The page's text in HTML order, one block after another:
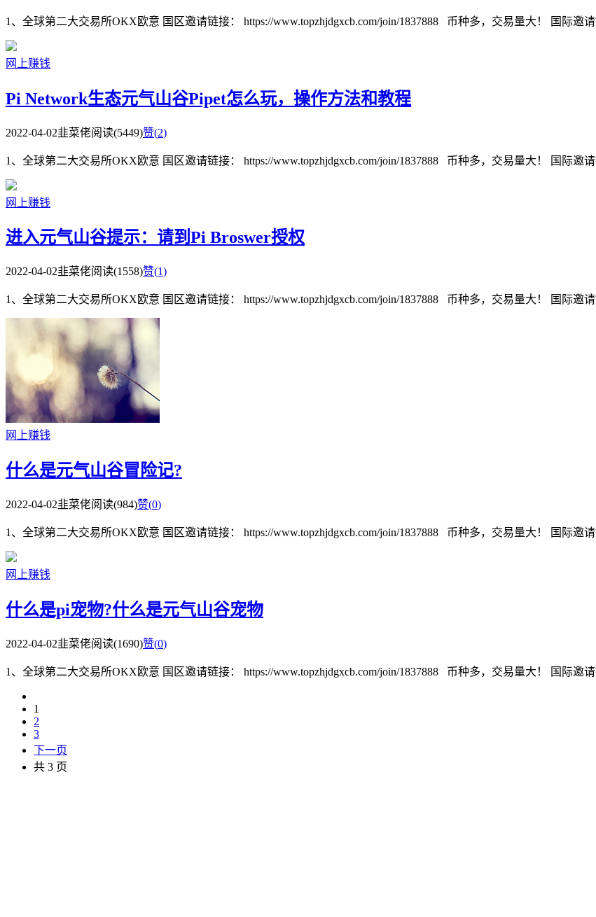
1、全球第二大交易所OKX欧意 国区邀请链接： https://www.topzhjdgxcb.com/join/1837888 币种多，交易量大！ 国际邀
网上赚钱
Pi Network生态元气山谷Pipet怎么玩，操作方法和教程
2022-04-02韭菜佬阅读(5449)赞(2)
1、全球第二大交易所OKX欧意 国区邀请链接： https://www.topzhjdgxcb.com/join/1837888 币种多，交易量大！ 国际邀
网上赚钱
进入元气山谷提示：请到Pi Broswer授权
2022-04-02韭菜佬阅读(1558)赞(1)
1、全球第二大交易所OKX欧意 国区邀请链接： https://www.topzhjdgxcb.com/join/1837888 币种多，交易量大！ 国际邀
网上赚钱
什么是元气山谷冒险记?
2022-04-02韭菜佬阅读(984)赞(0)
1、全球第二大交易所OKX欧意 国区邀请链接： https://www.topzhjdgxcb.com/join/1837888 币种多，交易量大！ 国际邀
网上赚钱
什么是pi宠物?什么是元气山谷宠物
2022-04-02韭菜佬阅读(1690)赞(0)
1、全球第二大交易所OKX欧意 国区邀请链接： https://www.topzhjdgxcb.com/join/1837888 币种多，交易量大！ 国际邀
1
2
3
下一页
共 3 页